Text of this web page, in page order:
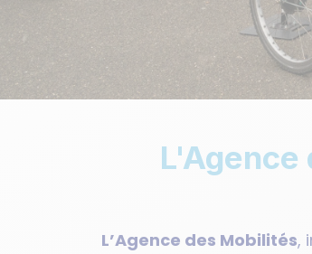
L’Agence des Mobilités,